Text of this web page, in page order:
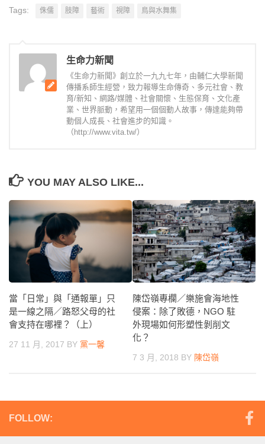
Tags: 侏儒 肢障 藝術 視障 鳥與水舞集
生命力新聞
《生命力新聞》創立於一九九七年，由輔仁大學新聞
傳播系師生經營，致力報導生命傳奇、多元社會、教
育/新知、網路/媒體、社會關懷、生態保育、文化產
業、世界脈動，希望用一個個動人故事，傳達能夠帶
動個人成長、社會進步的知識。
（http://www.vita.tw/）
YOU MAY ALSO LIKE...
當「日常」與「通報單」只
是一線之隔／路怒父母的社
會支持在哪裡？（上）
27 11 月, 2017 BY 黨一馨
陳岱嶺專欄／樂施會海地性
侵案：除了敗德，NGO 駐
外現場如何形塑性剝削文
化？
7 3 月, 2018 BY 陳岱嶺
FOLLOW: